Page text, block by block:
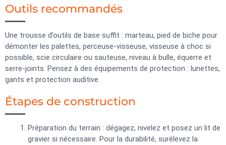
Outils recommandés
Une trousse d’outils de base suffit : marteau, pied de biche pour
démonter les palettes, perceuse-visseuse, visseuse à choc si
possible, scie circulaire ou sauteuse, niveau à bulle, équerre et
serre-joints. Pensez à des équipements de protection : lunettes,
gants et protection auditive.
Étapes de construction
Préparation du terrain : dégagez, nivelez et posez un lit de
gravier si nécessaire. Pour la durabilité, surélevez la